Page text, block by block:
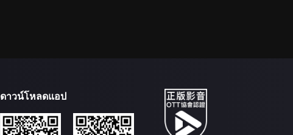
ดาวน์โหลดแอป